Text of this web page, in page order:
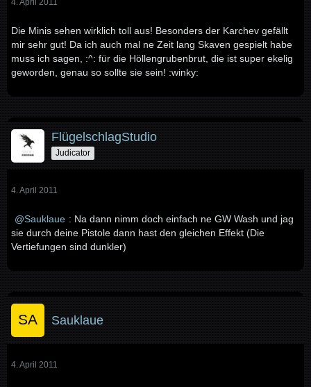
4. April 2011
Die Minis sehen wirklich toll aus! Besonders der Karchev gefällt
mir sehr gut! Da ich auch mal ne Zeit lang Skaven gespielt habe
muss ich sagen, :^: für die Höllengrubenbrut, die ist super ekelig
geworden, genau so sollte sie sein! :winky:
FlügelschlagStudio
Judicator
4. April 2011
Sauklaue : Na dann nimm doch einfach ne GW Wash und jag
sie durch deine Pistole dann hast den gleichen Effekt (Die
Vertiefungen sind dunkler)
Sauklaue
4. April 2011